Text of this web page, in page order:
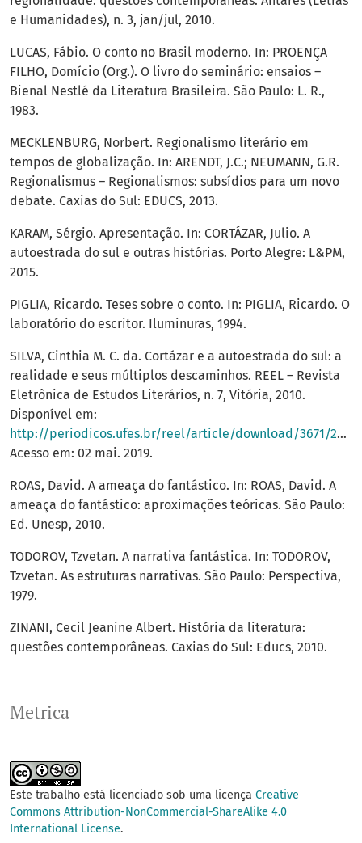
Metrica
e Humanidades), n. 3, jan/jul, 2010.
LUCAS, Fábio. O conto no Brasil moderno. In: PROENÇA
FILHO, Domício (Org.). O livro do seminário: ensaios –
Bienal Nestlé da Literatura Brasileira. São Paulo: L. R.,
1983.
MECKLENBURG, Norbert. Regionalismo literário em
tempos de globalização. In: ARENDT, J.C.; NEUMANN, G.R.
Regionalismus – Regionalismos: subsídios para um novo
debate. Caxias do Sul: EDUCS, 2013.
KARAM, Sérgio. Apresentação. In: CORTÁZAR, Julio. A
autoestrada do sul e outras histórias. Porto Alegre: L&PM,
2015.
PIGLIA, Ricardo. Teses sobre o conto. In: PIGLIA, Ricardo. O
laboratório do escritor. Iluminuras, 1994.
SILVA, Cinthia M. C. da. Cortázar e a autoestrada do sul: a
realidade e seus múltiplos descaminhos. REEL – Revista
Eletrônica de Estudos Literários, n. 7, Vitória, 2010.
Disponível em:
http://periodicos.ufes.br/reel/article/download/3671/2900
Acesso em: 02 mai. 2019.
ROAS, David. A ameaça do fantástico. In: ROAS, David. A
ameaça do fantástico: aproximações teóricas. São Paulo:
Ed. Unesp, 2010.
TODOROV, Tzvetan. A narrativa fantástica. In: TODOROV,
Tzvetan. As estruturas narrativas. São Paulo: Perspectiva,
1979.
ZINANI, Cecil Jeanine Albert. História da literatura:
questões contemporâneas. Caxias do Sul: Educs, 2010.
Este trabalho está licenciado sob uma licença Creative
Commons Attribution-NonCommercial-ShareAlike 4.0
International License.